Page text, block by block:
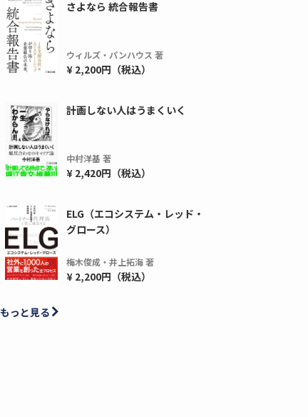
さよなら 統合報告書
ウィルズ・パンハウス 著
¥ 2,200円（税込）
計画しない人はうまくいく
中村洋基 著
¥ 2,420円（税込）
ELG（エコシステム・レッド・
グロース）
梅木俊成・井上拓海 著
¥ 2,200円（税込）
もっと見る